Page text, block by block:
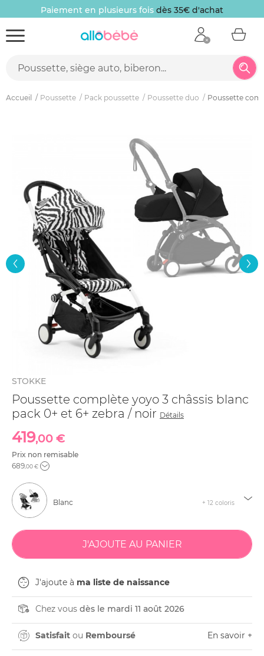
Paiement en plusieurs fois dès 35€ d'achat
Accueil Poussette Pack poussette Poussette duo Poussette
STOKKE
Poussette complète yoyo 3 châssis blanc
pack 0+ et 6+ zebra / noir Détails
419,00 €
Prix non remisable
689,00 €
Blanc + 12 coloris
J'ajoute à ma liste de naissance
Chez vous dès le mardi 11 août 2026
Satisfait ou Remboursé En savoir +